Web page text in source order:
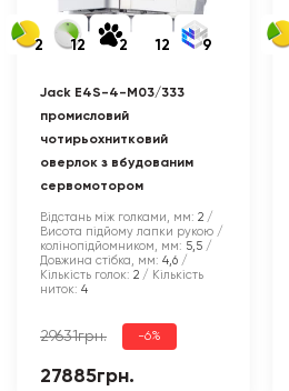
2 12 2 12 9
Jack E4S-4-M03/333
промисловий
чотирьохнитковий
оверлок з вбудованим
сервомотором
Відстань між голками, мм: 2
Висота підйому лапки рукою /
колінопідйомником, мм: 5,5
Довжина стібка, мм: 4,6
Кількість голок: 2
Кількість
ниток: 4
29631грн. -6%
27885грн.